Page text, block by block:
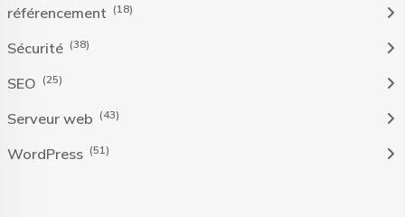
référencement (18)
Sécurité (38)
SEO (25)
Serveur web (43)
WordPress (51)